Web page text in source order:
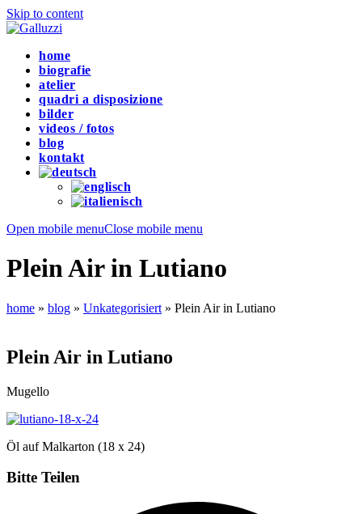
Skip to content
home
biografie
atelier
quadri a disposizione
bilder
videos / fotos
blog
kontakt
Open mobile menuClose mobile menu
Plein Air in Lutiano
home » blog » Unkategorisiert » Plein Air in Lutiano
Plein Air in Lutiano
Mugello
Öl auf Malkarton (18 x 24)
Bitte Teilen